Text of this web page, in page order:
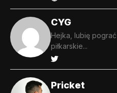
CYG
Hejka, lubię
piłkarskie...
Pricket